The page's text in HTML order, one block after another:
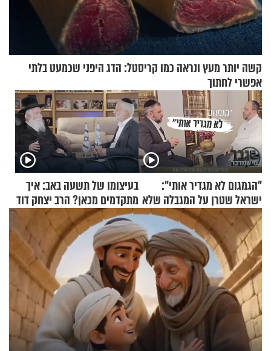
קשה יותר מעץ ונראה כמו קריסטל: הדג היפני שכמעט בלתי
אפשרי לחתוך
"הגמגום לא מגדיר אותי":
ישראל שטרן על המגבלה שלא
עוצרת אותו
בעיצומו של תשעה באב: איך
מתקדמים מכאן? הרב יצחק דוד
גרוסמן בשיחה מיוחדת